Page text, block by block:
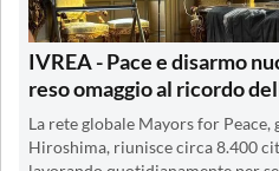
IVREA - Pace e disarmo
reso omaggio al ricordo
La rete globale Mayors for
Hiroshima, riunisce circa 8.400